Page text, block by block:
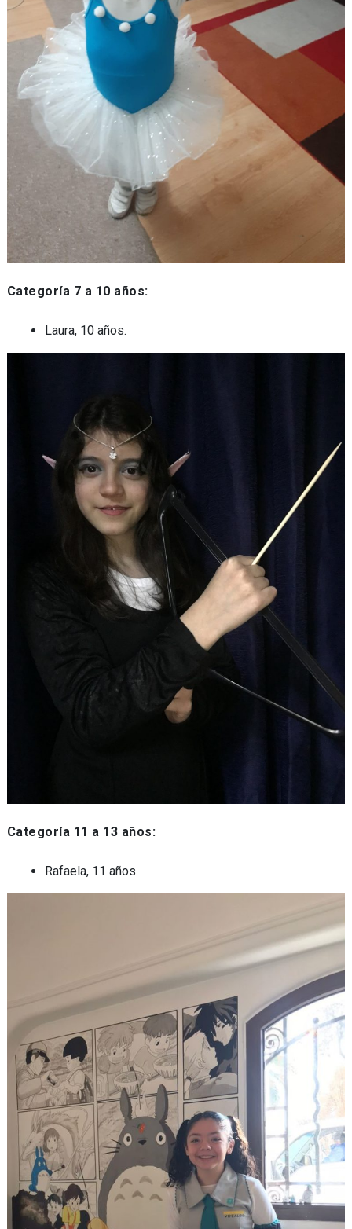
Categoría 7 a 10 años:
Laura, 10 años.
Categoría 11 a 13 años:
Rafaela, 11 años.